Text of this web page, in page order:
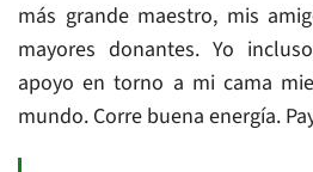
más grande maestro, mis
mayores donantes. Yo
apoyo en torno a mi cama
mundo. Corre buena energía.